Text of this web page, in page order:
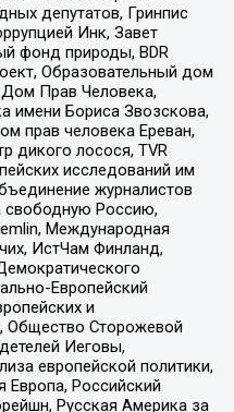
депутатов, Гринпис
Инк, Завет
фонд природы, BDR
Образовательный дом
Прав Человека,
имени Бориса Звозскова,
прав человека Ереван,
дикого лосося, TVR
исследований им
журналистов
свободную Россию,
Международная
ИстЧам Финланд,
Европейский
и
Общество Сторожевой
Иеговы,
европейской политики,
Европа, Российский
Русская Америка за